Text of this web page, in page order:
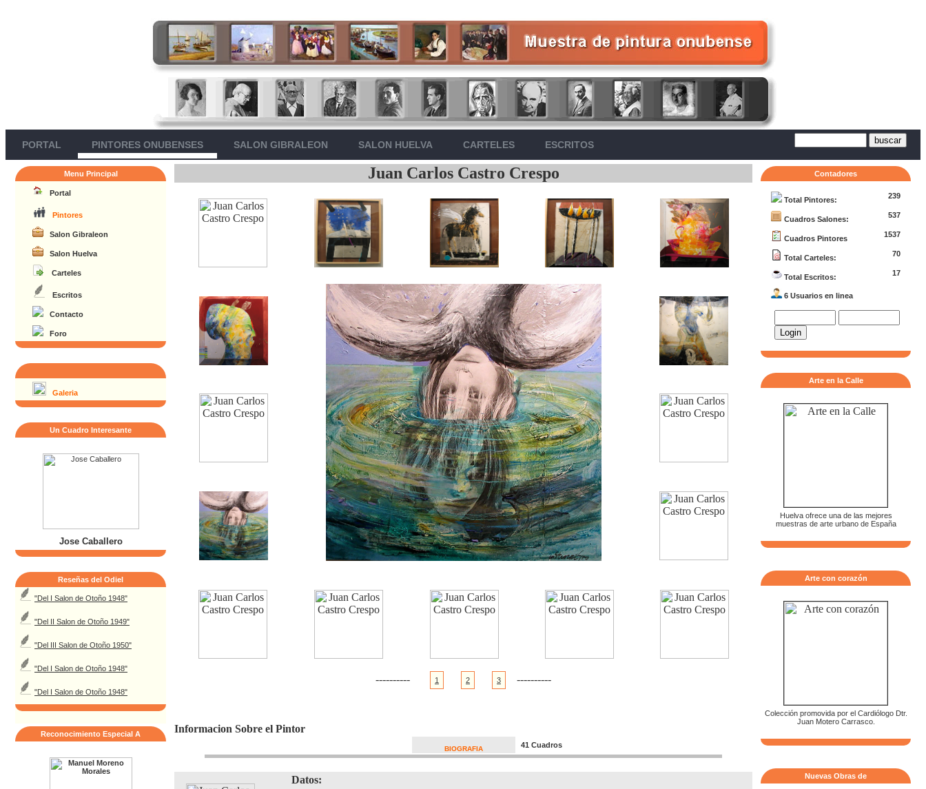
PORTAL PINTORES ONUBENSES SALON GIBRALEON SALON HUELVA CARTELES ESCRITOS
Menu Principal
Portal
Pintores
Salon Gibraleon
Salon Huelva
Carteles
Escritos
Contacto
Foro
Galeria
Un Cuadro Interesante
Jose Caballero
Reseñas del Odiel
"Del I Salon de Otoño 1948"
"Del II Salon de Otoño 1949"
"Del III Salon de Otoño 1950"
"Del I Salon de Otoño 1948"
"Del I Salon de Otoño 1948"
Reconocimiento Especial A
Juan Carlos Castro Crespo
---------- 1 2 3 ----------
Informacion Sobre el Pintor
BIOGRAFIA 41 Cuadros
Datos:
Contadores
Total Pintores: 239
Cuadros Salones: 537
Cuadros Pintores 1537
Total Carteles: 70
Total Escritos: 17
6 Usuarios en linea
Arte en la Calle
Huelva ofrece una de las mejores
muestras de arte urbano de España
Arte con corazón
Colección promovida por el Cardiólogo Dtr.
Juan Motero Carrasco.
Nuevas Obras de